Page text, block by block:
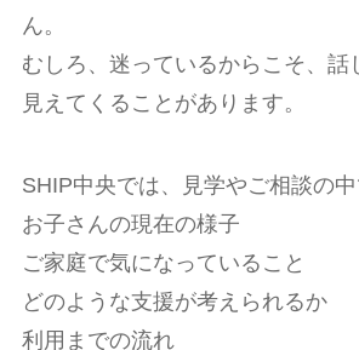
ん。
むしろ、迷っているからこそ、話
見えてくることがあります。
SHIP中央では、見学やご相談の中
お子さんの現在の様子
ご家庭で気になっていること
どのような支援が考えられるか
利用までの流れ